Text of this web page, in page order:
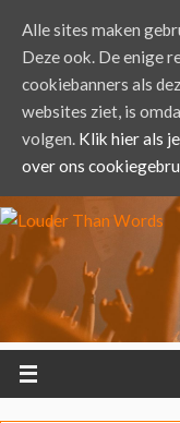
Alle sites maken
Deze ook. De enige
cookiebanners als
websites ziet, is
volgen. Klik hier als
over ons